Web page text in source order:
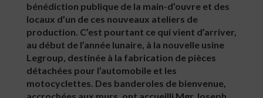
bénédiction publique de la main-d’ouvre et des
locaux d’un de ces nouveaux ateliers de
production. C’est pourtant ce qui vient d’arriver,
au début de l’année lunaire, à la nouvelle usine
Legroup, destinée à la fabrication de pièces
détachées pour l’automobile et les
motocyclettes. Des banderoles de bienvenue,